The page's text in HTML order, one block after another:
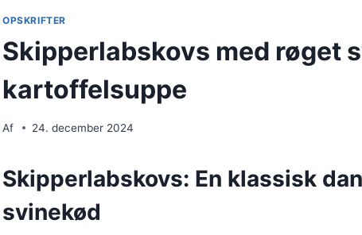
OPSKRIFTER
Skipperlabskovs med røget
kartoffelsuppe
Af 24. december 2024
Skipperlabskovs: En klassisk
svinekød